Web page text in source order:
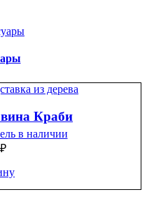
Краби
в наличии
₽